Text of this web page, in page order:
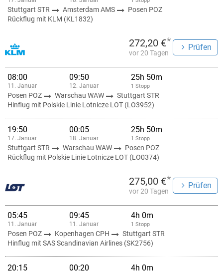
Stuttgart STR Amsterdam AMS
Posen POZ
Rückflug mit KLM (KL1832)
272,20 €*
vor 20 Tagen
Prüfen
08:00
11. Januar
09:50
12. Januar
25h 50m
1 Stopp
Posen POZ Warschau WAW
Stuttgart STR
Hinflug mit Polskie Linie Lotnicze LOT (LO3952)
19:50
17. Januar
00:05
18. Januar
25h 50m
1 Stopp
Stuttgart STR Warschau WAW
Posen POZ
Rückflug mit Polskie Linie Lotnicze LOT (LO0374)
275,00 €*
vor 20 Tagen
Prüfen
05:45
11. Januar
09:45
11. Januar
4h 0m
1 Stopp
Posen POZ Kopenhagen CPH
Stuttgart STR
Hinflug mit SAS Scandinavian Airlines (SK2756)
20:15 00:20 4h 0m